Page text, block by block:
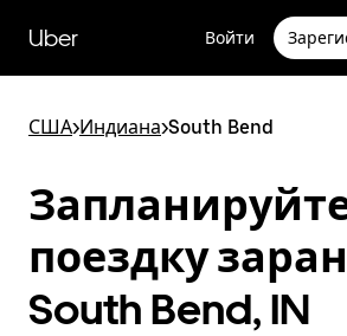
перейти
к
Uber Войти
США>Индиана>South Bend
поездку
South Bend, IN